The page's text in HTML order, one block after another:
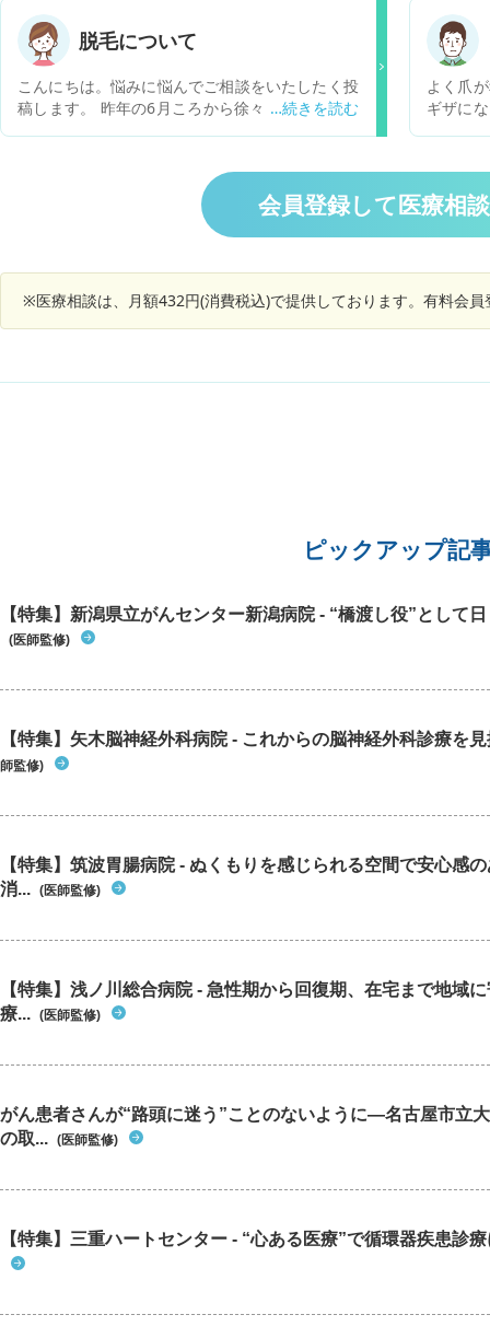
いいます。 ネットで抜毛症というキーワードが出
てきて、それに該当するのかと心配しています。
その原因について理解して、治してあげたいので
すがどのようなことをすればよろしいでしょう
か。
あった
脱毛について
こんにちは。悩みに悩んでご相談をいたしたく投
稿します。 昨年の6月ころから徐々に髪の毛が抜
びまん性脱毛症でしょうか？ 髪の毛はまた生えて
よく爪
ギザに
か？
会員登録して医療相
※医療相談は、月額432円(消費税込)で提供しております。有料会
ピックアップ記
【特集】新潟県立がんセンター新潟病院 - “橋渡し役”として
(医師監修)
【特集】矢木脳神経外科病院 - これからの脳神経外科診療を
師監修)
【特集】筑波胃腸病院 - ぬくもりを感じられる空間で安心感
消... (医師監修)
【特集】浅ノ川総合病院 - 急性期から回復期、在宅まで地域
療... (医師監修)
がん患者さんが“路頭に迷う”ことのないように―名古屋市立
の取... (医師監修)
【特集】三重ハートセンター - “心ある医療”で循環器疾患診